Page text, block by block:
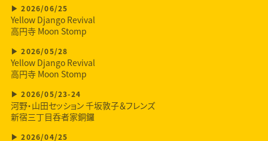
2026/06/25
Yellow Django Revival
高円寺 Moon Stomp
2026/05/28
Yellow Django Revival
高円寺 Moon Stomp
2026/05/23-24
河野・山田セッション 千坂敦子＆フレンズ
新宿三丁目呑者家銅鑼
2026/04/25